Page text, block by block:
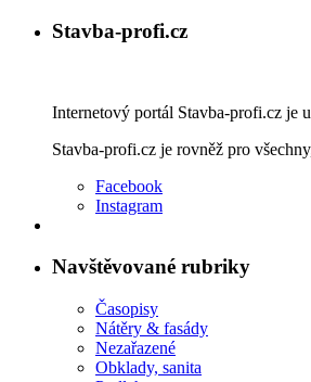
Stavba-profi.cz
Internetový portál Stavba-profi.cz je
Stavba-profi.cz je rovněž pro
Facebook
Instagram
Navštěvované rubriky
Časopisy
Nátěry & fasády
Nezařazené
Obklady, sanita